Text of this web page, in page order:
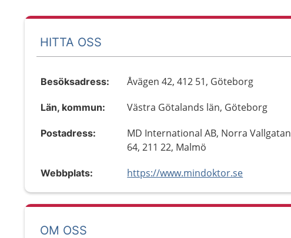
HITTA OSS
Besöksadress: Åvägen 42, 412 51, Göteborg
Län, kommun: Västra Götalands län, Göteborg
Postadress:
MD International AB, Norra Vallgatan
64, 211 22, Malmö
Webbplats: https://www.mindoktor.se
OM OSS